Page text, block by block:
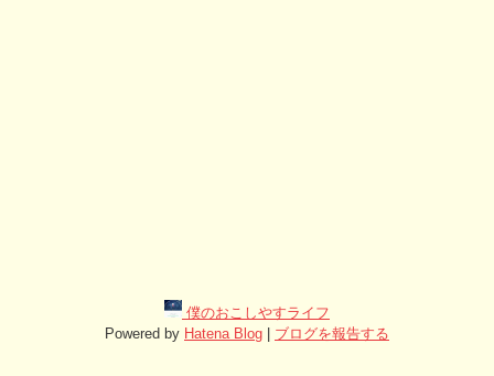
僕のおこしやすライフ
Powered by Hatena Blog | ブログを報告する